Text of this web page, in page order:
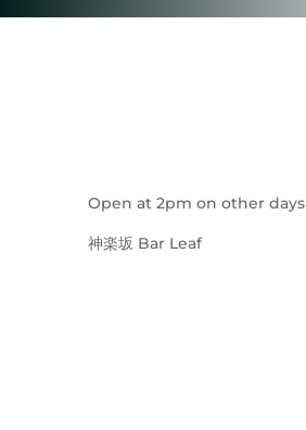
Open at 2pm on other days
神楽坂 Bar Leaf